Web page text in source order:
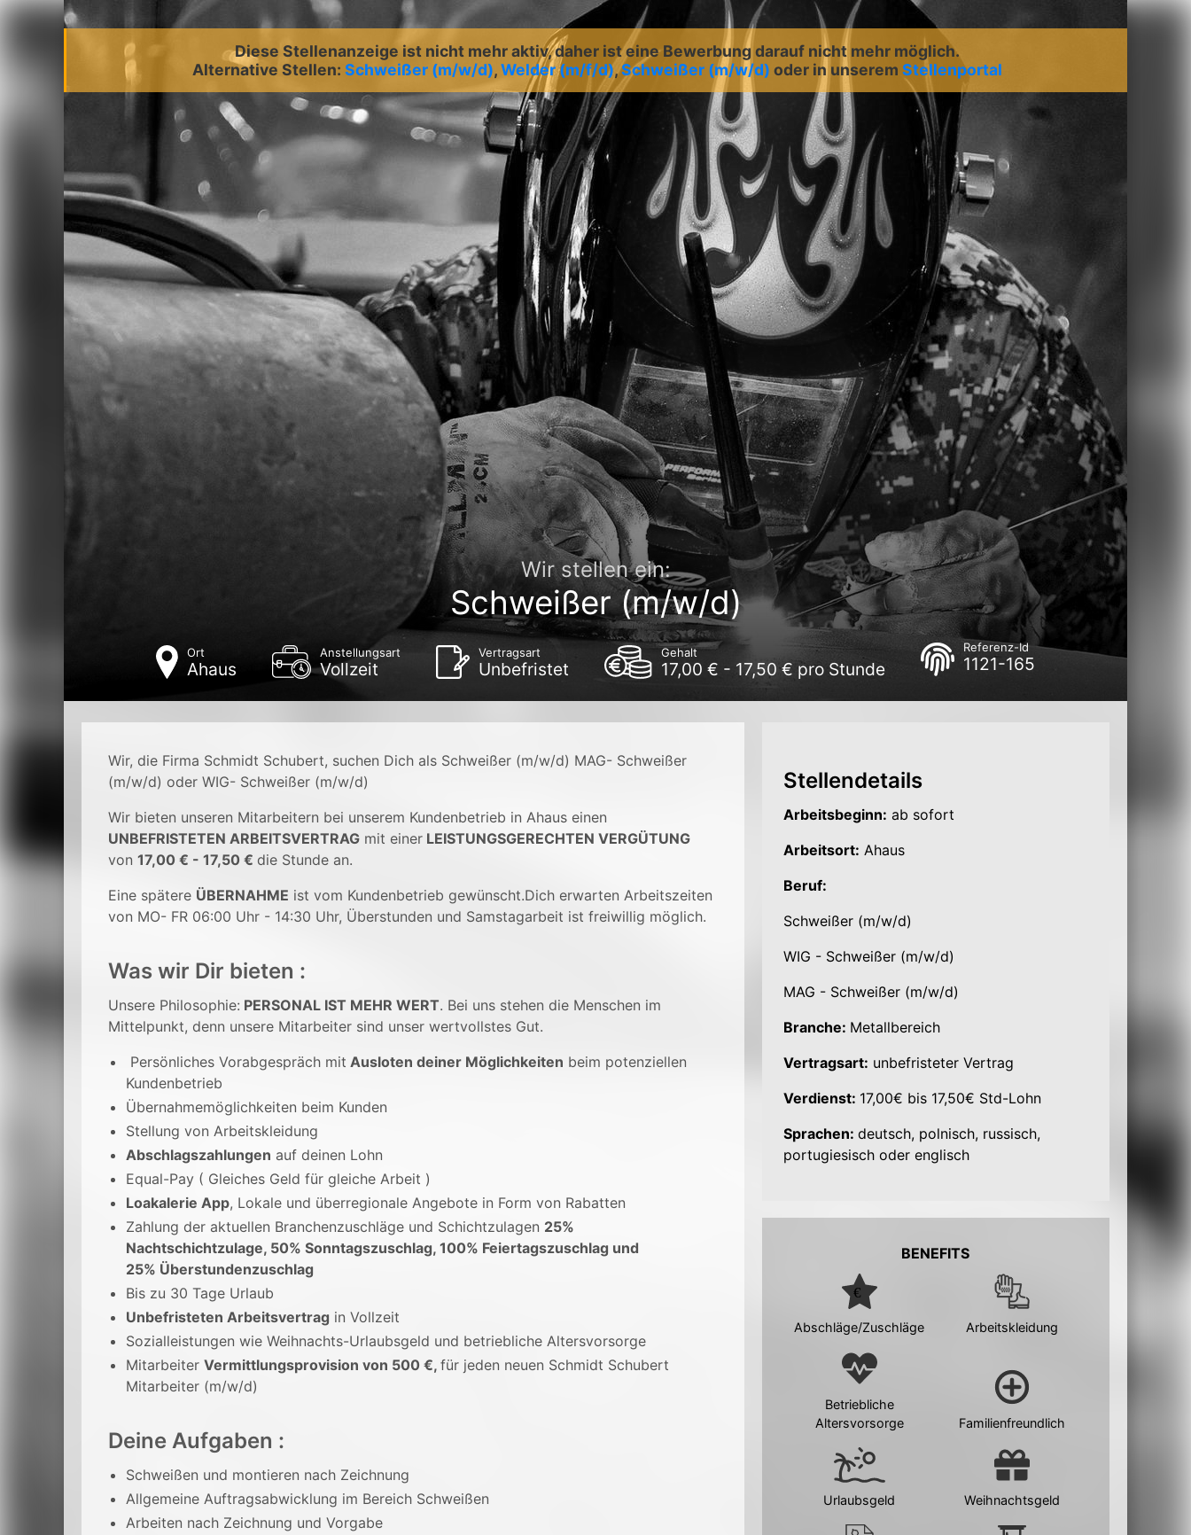
Diese Stellenanzeige ist nicht mehr aktiv, daher ist eine Bewerbung darauf nicht mehr möglich.
Alternative Stellen: Schweißer (m/w/d),Welder (m/f/d),Schweißer (m/w/d) oder in unserem Stellenportal
Wir stellen ein:
Schweißer (m/w/d)
Ort
Ahaus
Anstellungsart
Vollzeit
Vertragsart
Unbefristet
Gehalt
17,00 € - 17,50 € pro Stunde
Referenz-Id
1121-165
Wir, die Firma Schmidt Schubert, suchen Dich als Schweißer (m/w/d) MAG- Schweißer
(m/w/d) oder WIG- Schweißer (m/w/d)
Wir bieten unseren Mitarbeitern bei unserem Kundenbetrieb in Ahaus einen
UNBEFRISTETEN ARBEITSVERTRAG mit einer LEISTUNGSGERECHTEN VERGÜTUNG
von 17,00 € - 17,50 € die Stunde an.
Eine spätere ÜBERNAHME ist vom Kundenbetrieb gewünscht.Dich erwarten Arbeitszeiten
von MO- FR 06:00 Uhr - 14:30 Uhr, Überstunden und Samstagarbeit ist freiwillig möglich.
Was wir Dir bieten :
Unsere Philosophie: PERSONAL IST MEHR WERT. Bei uns stehen die Menschen im
Mittelpunkt, denn unsere Mitarbeiter sind unser wertvollstes Gut.
Persönliches Vorabgespräch mit Ausloten deiner Möglichkeiten beim potenziellen
Kundenbetrieb
Übernahmemöglichkeiten beim Kunden
Stellung von Arbeitskleidung
Abschlagszahlungen auf deinen Lohn
Equal-Pay ( Gleiches Geld für gleiche Arbeit )
Loakalerie App, Lokale und überregionale Angebote in Form von Rabatten
Zahlung der aktuellen Branchenzuschläge und Schichtzulagen 25%
Nachtschichtzulage, 50% Sonntagszuschlag, 100% Feiertagszuschlag und
25% Überstundenzuschlag
Bis zu 30 Tage Urlaub
Unbefristeten Arbeitsvertrag in Vollzeit
Sozialleistungen wie Weihnachts-Urlaubsgeld und betriebliche Altersvorsorge
Mitarbeiter Vermittlungsprovision von 500 €, für jeden neuen Schmidt Schubert
Mitarbeiter (m/w/d)
Deine Aufgaben :
Schweißen und montieren nach Zeichnung
Allgemeine Auftragsabwicklung im Bereich Schweißen
Arbeiten nach Zeichnung und Vorgabe
Stellendetails
Arbeitsbeginn: ab sofort
Arbeitsort: Ahaus
Beruf:
Schweißer (m/w/d)
WIG - Schweißer (m/w/d)
MAG - Schweißer (m/w/d)
Branche: Metallbereich
Vertragsart: unbefristeter Vertrag
Verdienst: 17,00€ bis 17,50€ Std-Lohn
Sprachen: deutsch, polnisch, russisch,
portugiesisch oder englisch
BENEFITS
Abschläge/Zuschläge Arbeitskleidung
Betriebliche
Altersvorsorge
Familienfreundlich
Urlaubsgeld Weihnachtsgeld